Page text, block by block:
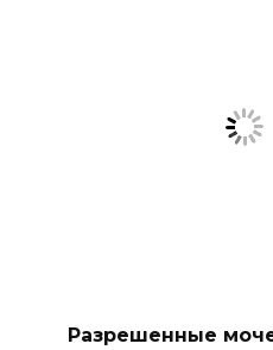
Разрешенные